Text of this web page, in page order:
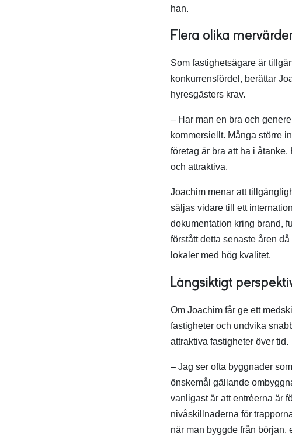
han.
Flera olika
Som fastighetsägare är
konkurrensfördel, berättar
hyresgästers krav.
– Har man en bra och
kommersiellt. Många större
företag är bra att ha i
och attraktiva.
Joachim menar att
säljas vidare till ett
dokumentation kring brand,
förstått detta senaste åren
lokaler med hög kvalitet.
Långsiktigt
Om Joachim får ge ett
fastigheter och undvika
attraktiva fastigheter över tid.
– Jag ser ofta byggnader
önskemål gällande
vanligast är att entréerna är
nivåskillnaderna för
när man byggde från början,